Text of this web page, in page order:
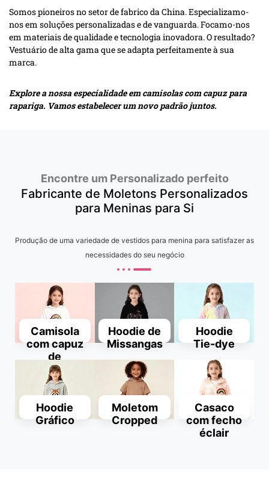
Somos pioneiros no setor de fabrico da China. Especializamo-
nos em soluções personalizadas e de vanguarda. Focamo-nos
em materiais de qualidade e tecnologia inovadora. O resultado?
Vestuário de alta gama que se adapta perfeitamente à sua
marca.
Explore a nossa especialidade em camisolas com capuz para
rapariga. Vamos estabelecer um novo padrão juntos.
Encontre um Personalizado perfeito
Fabricante de Moletons Personalizados
para Meninas para Si
Produção de uma variedade de vestidos para menina para satisfazer as
necessidades do seu negócio
Camisola
com capuz
de
lantejoulas
Hoodie de
Missangas
Hoodie
Tie-dye
Hoodie
Gráfico
Moletom
Cropped
Casaco
com fecho
éclair